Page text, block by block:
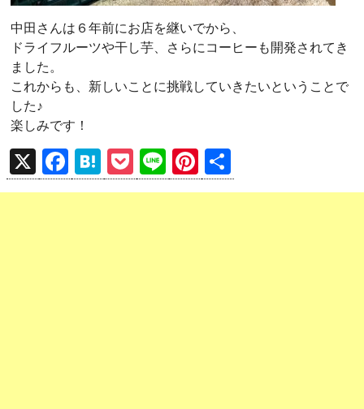
中田さんは６年前にお店を継いでから、
ドライフルーツや干し芋、さらにコーヒーも開発されてき
ました。
これからも、新しいことに挑戦していきたいということで
した♪
楽しみです！
X
F
a
H
at
P
o
Li
n
Pi
nt 有